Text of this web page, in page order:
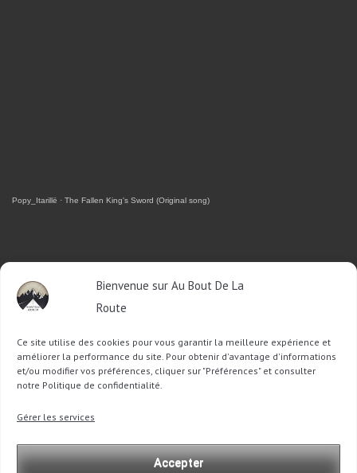
Bienvenue sur Au Bout De La
Route
Ce site utilise des cookies pour vous garantir la meilleure expérience et
améliorer la performance du site. Pour obtenir d'avantage d'informations
et/ou modifier vos préférences, cliquer sur "Préférences" et consulter
notre Politique de confidentialité.
Gérer les services
Accepter
Popy_Itarillë · The Fallen King's Sword (Original song)
RETROUVEZ-MOI SUR FACEBOOK
OU SUR TWITTER
Follow @Sophie_ABDLRTweet to @Sophie_ABDLR
: